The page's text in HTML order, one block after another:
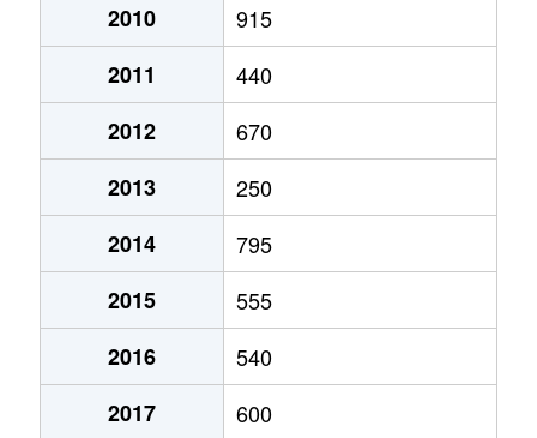
2010
915
2011
440
2012
670
2013
250
2014
795
2015
555
2016
540
2017
600